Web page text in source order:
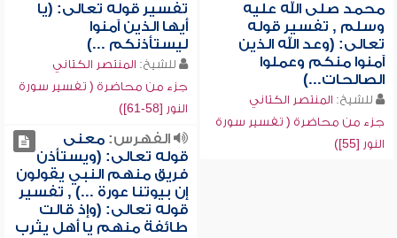
محمد صلى الله عليه
وسلم , تفسير قوله
تعالى: (وعد الله الذين
آمنوا منكم وعملوا
الصالحات...)
للشيخ: المنتصر الكتاني
جزء من محاضرة ( تفسير سورة
النور [55])
تفسير قوله تعالى: (يا
أيها الذين آمنوا
ليستأذنكم ...)
للشيخ: المنتصر الكتاني
جزء من محاضرة ( تفسير سورة
النور [58-61])
الفهرس:معنى
قوله تعالى: (ويستأذن
فريق منهم النبي يقولون
إن بيوتنا عورة ...) , تفسير
قوله تعالى: (وإذ قالت
طائفة منهم يا أهل يثرب